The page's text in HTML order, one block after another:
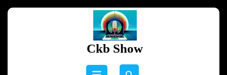
Ckb Show
Open